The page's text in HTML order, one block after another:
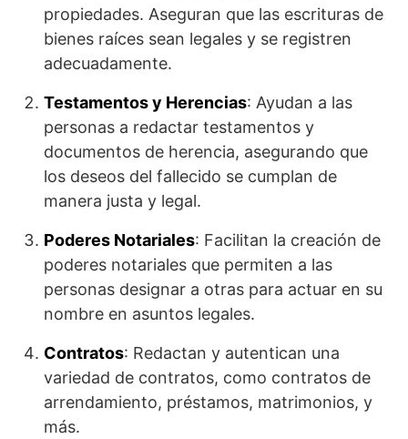
propiedades. Aseguran que las escrituras de
bienes raíces sean legales y se registren
adecuadamente.
Testamentos y Herencias: Ayudan a las
personas a redactar testamentos y
documentos de herencia, asegurando que
los deseos del fallecido se cumplan de
manera justa y legal.
Poderes Notariales: Facilitan la creación de
poderes notariales que permiten a las
personas designar a otras para actuar en su
nombre en asuntos legales.
Contratos: Redactan y autentican una
variedad de contratos, como contratos de
arrendamiento, préstamos, matrimonios, y
más.